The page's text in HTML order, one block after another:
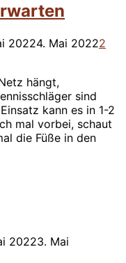
20224. Mai 20222
hängt,
sind
kann es in 1-2
mal vorbei, schaut
die Füße in den
20223. Mai